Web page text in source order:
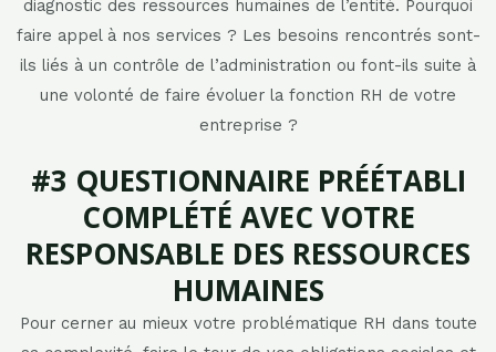
diagnostic des ressources humaines de l’entité. Pourquoi
faire appel à nos services ? Les besoins rencontrés sont-
ils liés à un contrôle de l’administration ou font-ils suite à
une volonté de faire évoluer la fonction RH de votre
entreprise ?
#3 QUESTIONNAIRE PRÉÉTABLI
COMPLÉTÉ AVEC VOTRE
RESPONSABLE DES RESSOURCES
HUMAINES​
Pour cerner au mieux votre problématique RH dans toute